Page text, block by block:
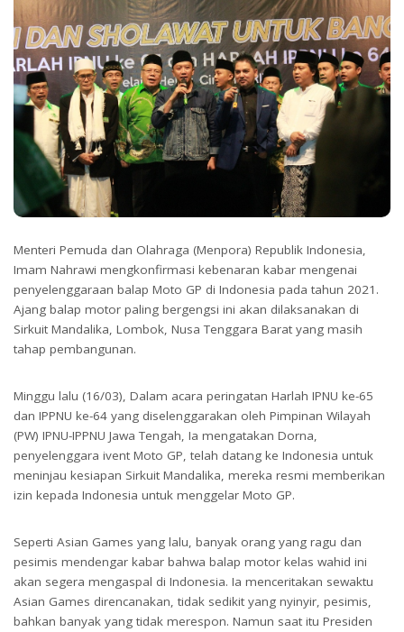
Menteri Pemuda dan Olahraga (Menpora) Republik Indonesia,
Imam Nahrawi mengkonfirmasi kebenaran kabar mengenai
penyelenggaraan balap Moto GP di Indonesia pada tahun 2021.
Ajang balap motor paling bergengsi ini akan dilaksanakan di
Sirkuit Mandalika, Lombok, Nusa Tenggara Barat yang masih
tahap pembangunan.
Minggu lalu (16/03), Dalam acara peringatan Harlah IPNU ke-65
dan IPPNU ke-64 yang diselenggarakan oleh Pimpinan Wilayah
(PW) IPNU-IPPNU Jawa Tengah, Ia mengatakan Dorna,
penyelenggara ivent Moto GP, telah datang ke Indonesia untuk
meninjau kesiapan Sirkuit Mandalika, mereka resmi memberikan
izin kepada Indonesia untuk menggelar Moto GP.
Seperti Asian Games yang lalu, banyak orang yang ragu dan
pesimis mendengar kabar bahwa balap motor kelas wahid ini
akan segera mengaspal di Indonesia. Ia menceritakan sewaktu
Asian Games direncanakan, tidak sedikit yang nyinyir, pesimis,
bahkan banyak yang tidak merespon. Namun saat itu Presiden